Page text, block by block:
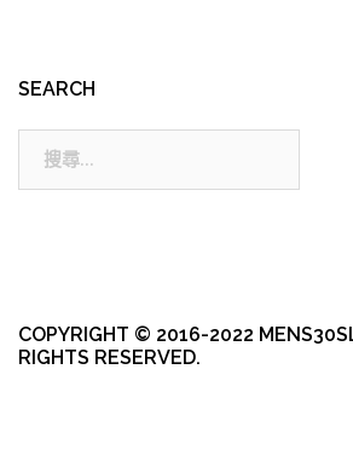
SEARCH
COPYRIGHT © 2016-2022
RIGHTS RESERVED.